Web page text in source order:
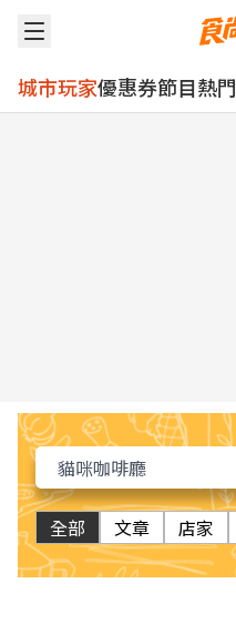
城市玩家優惠券節目熱門
全部 文章 店家